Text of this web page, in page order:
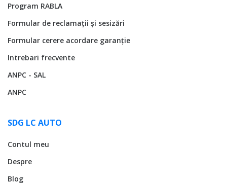
Program RABLA
Formular de reclamații și sesizări
Formular cerere acordare garanție
Intrebari frecvente
ANPC - SAL
ANPC
SDG LC AUTO
Contul meu
Despre
Blog